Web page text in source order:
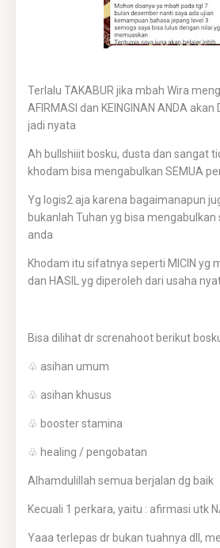
Terlalu TAKABUR jika mbah Wira
AFIRMASI dan KEINGINAN ANDA akan
jadi nyata
Ah bullshiiit bosku, dusta dan sangat
khodam bisa mengabulkan SEMUA
Yg logis2 aja karena bagaimanapun
bukanlah Tuhan yg bisa
anda
Khodam itu sifatnya seperti MICIN yg
dan HASIL yg diperoleh dari usaha
Bisa dilihat dr screnahoot berikut
♧ asihan umum
♧ asihan khusus
♧ booster stamina
♧ healing / pengobatan
Alhamdulillah semua berjalan dg baik
Kecuali 1 perkara, yaitu : afirmasi utk
Yaaa terlepas dr bukan tuahnya dll,